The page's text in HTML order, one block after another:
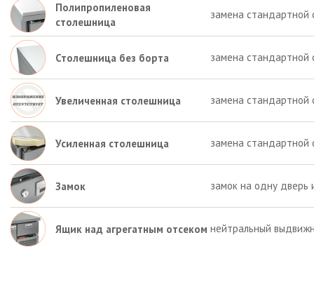
Полипропиленовая
столешница
замена стандартной
Столешница без борта замена стандартной
Увеличенная столешница замена стандартной
Усиленная столешница замена стандартной
Замок замок на одну дверь
Ящик над агрегатным отсеком нейтральный